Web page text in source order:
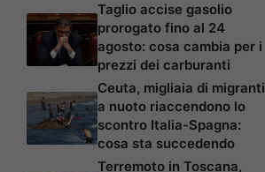
Taglio accise gasolio
prorogato fino al 24
agosto: cosa cambia per i
prezzi dei carburanti
Ceuta, migliaia di migranti
a nuoto riaccendono lo
scontro Italia-Spagna:
cosa sta succedendo
Terremoto in Toscana,